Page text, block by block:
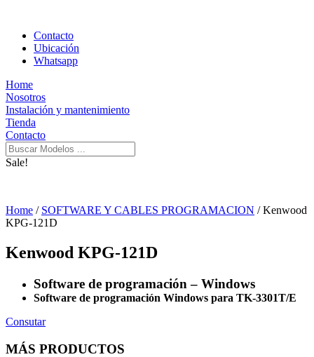
Contacto
Ubicación
Whatsapp
Home
Nosotros
Instalación y mantenimiento
Tienda
Contacto
Sale!
Home / SOFTWARE Y CABLES PROGRAMACION / Kenwood
KPG-121D
Kenwood KPG-121D
Software de programación – Windows
Software de programación Windows para TK-3301T/E
Consutar
MÁS PRODUCTOS